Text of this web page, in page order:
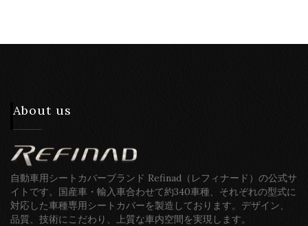
About us
自動車用シートカバーブランド Refinad（レフィナード）の公式サ
イトです。国産車・輸入車合わせて約340車種、それぞれの型式に
対応した車種専用シートカバーを製造しております。デザイン、
品質、技術にこだわり、上質な車内空間を実現します。